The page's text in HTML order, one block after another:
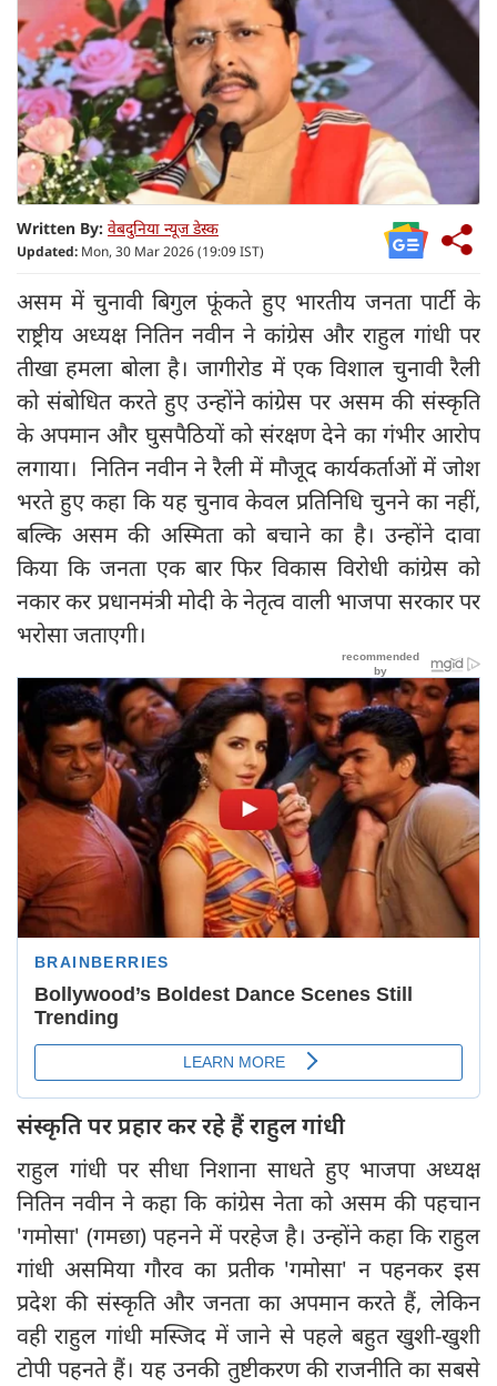
Written By: वेबदुनिया न्यूज डेस्क
Updated: Mon, 30 Mar 2026 (19:09 IST)
असम में चुनावी बिगुल फूंकते हुए भारतीय जनता पार्टी के
राष्ट्रीय अध्यक्ष नितिन नवीन ने कांग्रेस और राहुल गांधी पर
तीखा हमला बोला है। जागीरोड में एक विशाल चुनावी रैली
को संबोधित करते हुए उन्होंने कांग्रेस पर असम की संस्कृति
के अपमान और घुसपैठियों को संरक्षण देने का गंभीर आरोप
लगाया। नितिन नवीन ने रैली में मौजूद कार्यकर्ताओं में जोश
भरते हुए कहा कि यह चुनाव केवल प्रतिनिधि चुनने का नहीं,
बल्कि असम की अस्मिता को बचाने का है। उन्होंने दावा
किया कि जनता एक बार फिर विकास विरोधी कांग्रेस को
नकार कर प्रधानमंत्री मोदी के नेतृत्व वाली भाजपा सरकार पर
भरोसा जताएगी।
संस्कृति पर प्रहार कर रहे हैं राहुल गांधी
राहुल गांधी पर सीधा निशाना साधते हुए भाजपा अध्यक्ष
नितिन नवीन ने कहा कि कांग्रेस नेता को असम की पहचान
'गमोसा' (गमछा) पहनने में परहेज है। उन्होंने कहा कि राहुल
गांधी असमिया गौरव का प्रतीक 'गमोसा' न पहनकर इस
प्रदेश की संस्कृति और जनता का अपमान करते हैं, लेकिन
वही राहुल गांधी मस्जिद में जाने से पहले बहुत खुशी-खुशी
टोपी पहनते हैं। यह उनकी तुष्टीकरण की राजनीति का सबसे